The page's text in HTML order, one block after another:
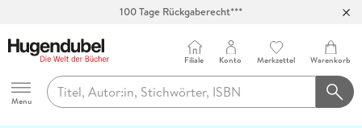
100 Tage Rückgaberecht***
Hugendubel
Menu
Filiale Konto Merkzettel Warenkorb